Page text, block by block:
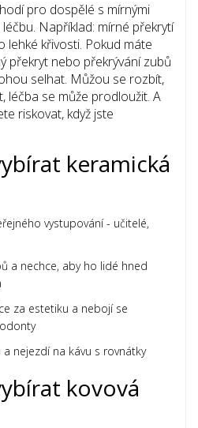
pro dospělé s mírnými
Například: mírné překrytí
lehké křivosti. Pokud máte
překryt nebo překrývání zubů
selhat. Můžou se rozbít,
léčba se může prodloužit. A
riskovat, když jste
keramická
vystupování - učitelé,
a nechce, aby ho lidé hned
za estetiku a nebojí se
nejezdí na kávu s rovnátky
kovová